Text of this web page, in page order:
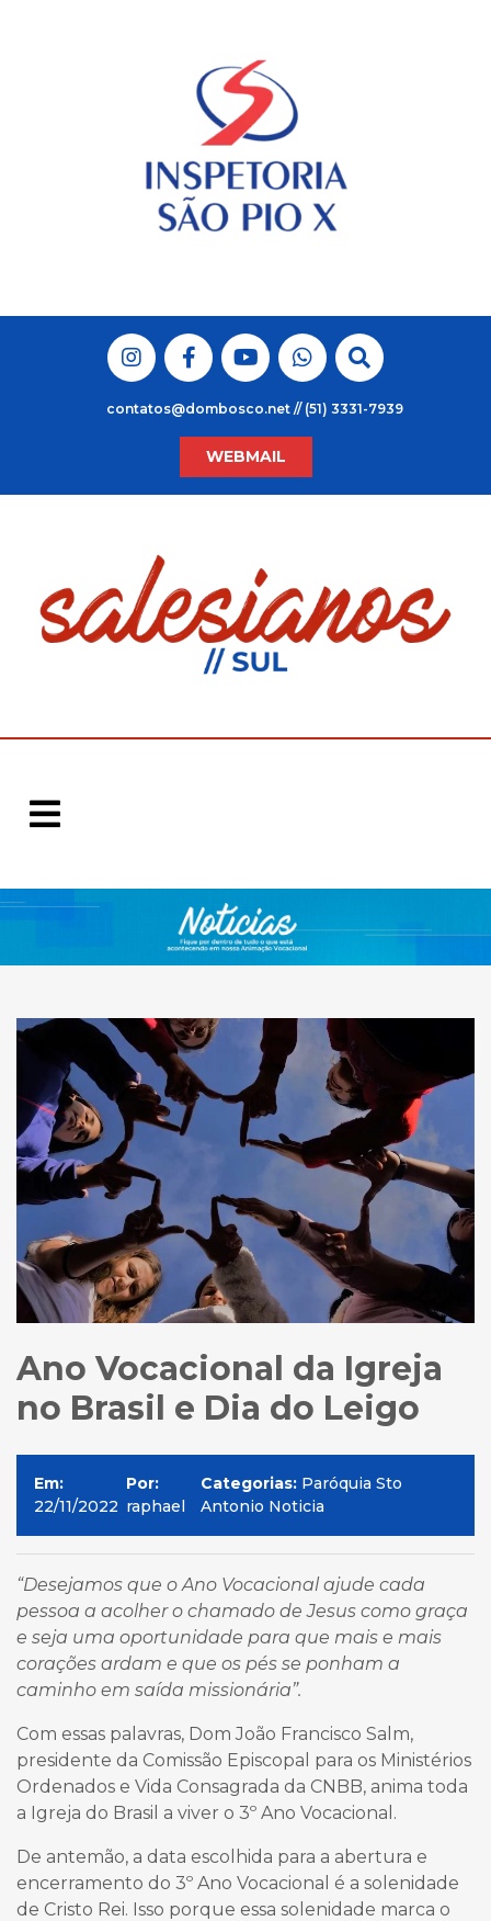
contatos@dombosco.net // (51) 3331-7939
WEBMAIL
Ano Vocacional da Igreja
no Brasil e Dia do Leigo
Em:
22/11/2022
Por:
raphael
Categorias: Paróquia Sto
Antonio Noticia
“Desejamos que o Ano Vocacional ajude cada
pessoa a acolher o chamado de Jesus como graça
e seja uma oportunidade para que mais e mais
corações ardam e que os pés se ponham a
caminho em saída missionária”.
Com essas palavras, Dom João Francisco Salm,
presidente da Comissão Episcopal para os Ministérios
Ordenados e Vida Consagrada da CNBB, anima toda
a Igreja do Brasil a viver o 3º Ano Vocacional.
De antemão, a data escolhida para a abertura e
encerramento do 3º Ano Vocacional é a solenidade
de Cristo Rei. Isso porque essa solenidade marca o